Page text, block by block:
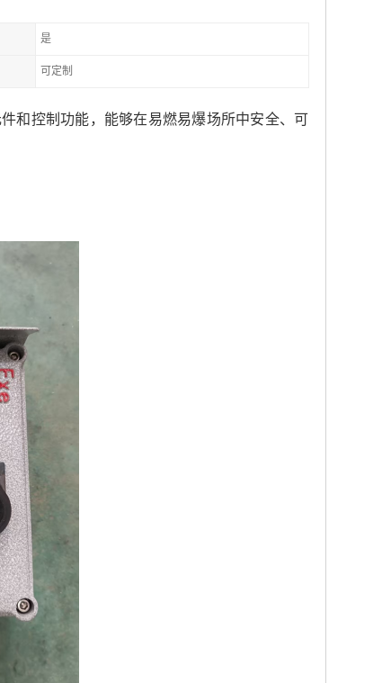
是
可定制
和控制功能，能够在易燃易爆场所中安全、可